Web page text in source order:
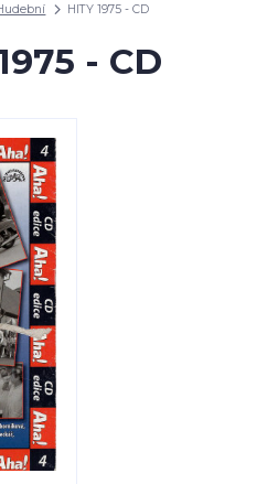
HITY 1975 - CD
- CD